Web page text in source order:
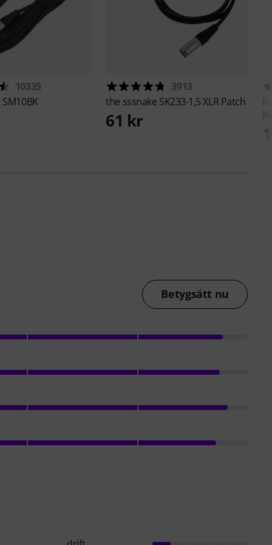
10335
SM10BK
3913
the sssnake SK233-1,5 XLR Patch
61 kr
Betygsätt nu